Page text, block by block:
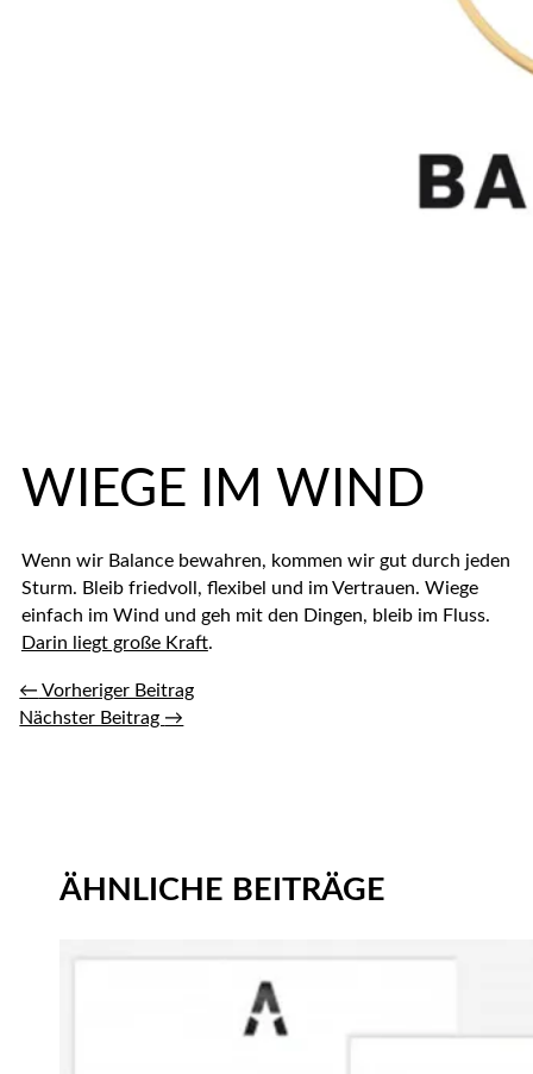
WIEGE IM WIND
Wenn wir Balance bewahren, kommen wir gut durch jeden
Sturm. Bleib friedvoll, flexibel und im Vertrauen. Wiege
einfach im Wind und geh mit den Dingen, bleib im Fluss.
Darin liegt große Kraft.
← Vorheriger Beitrag
Nächster Beitrag →
ÄHNLICHE BEITRÄGE